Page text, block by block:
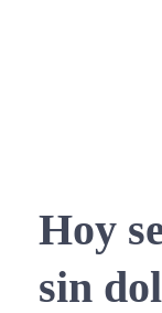
Hoy
sin